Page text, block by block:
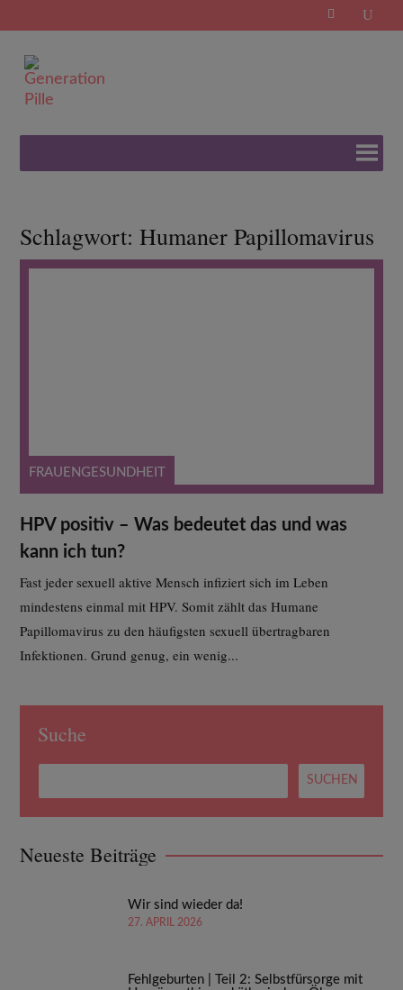
for:
Schlagwort:Humaner Papillomavirus
FRAUENGESUNDHEIT
HPV positiv – Was bedeutet das und was
kann ich tun?
Fast jeder sexuell aktive Mensch infiziert sich im Leben
mindestens einmal mit HPV. Somit zählt das Humane
Papillomavirus zu den häufigsten sexuell übertragbaren
Infektionen. Grund genug, ein wenig...
Suche
Neueste Beiträge
Wir sind wieder da!
27. APRIL 2026
Fehlgeburten | Teil 2: Selbstfürsorge mit